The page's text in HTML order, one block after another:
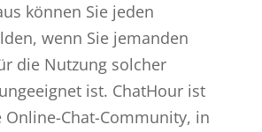
können Sie jeden
wenn Sie jemanden
die Nutzung solcher
ist. ChatHour ist
Online-Chat-Community, in